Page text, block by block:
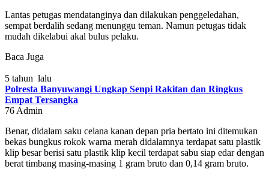
Lantas petugas mendatanginya dan dilakukan penggeledahan,
sempat berdalih sedang menunggu teman. Namun petugas tidak
mudah dikelabui akal bulus pelaku.
Baca Juga
5 tahun lalu
Polresta Banyuwangi Ungkap Senpi Rakitan dan Ringkus
Empat Tersangka
76 Admin
Benar, didalam saku celana kanan depan pria bertato ini ditemukan
bekas bungkus rokok warna merah didalamnya terdapat satu plastik
klip besar berisi satu plastik klip kecil terdapat sabu siap edar dengan
berat timbang masing-masing 1 gram bruto dan 0,14 gram bruto.